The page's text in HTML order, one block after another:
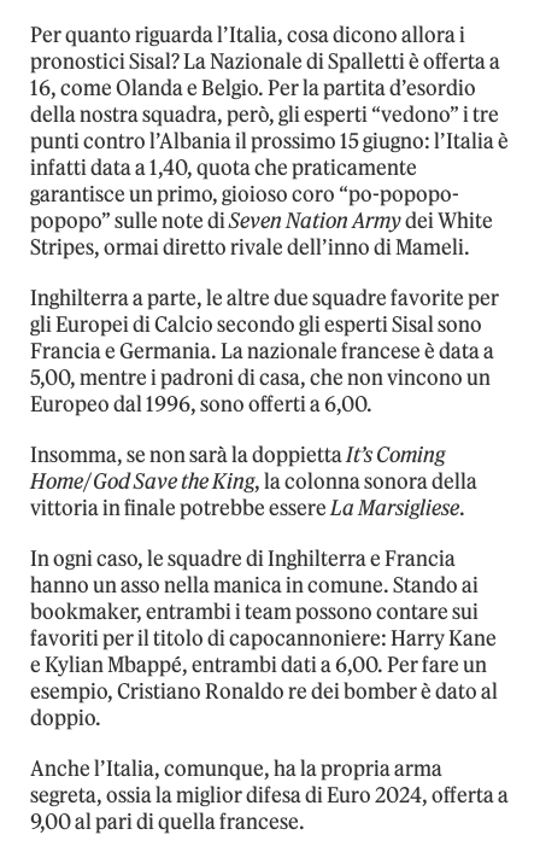
Per quanto riguarda l’Italia, cosa dicono allora i
pronostici Sisal? La Nazionale di Spalletti è offerta a
16, come Olanda e Belgio. Per la partita d’esordio
della nostra squadra, però, gli esperti “vedono” i tre
punti contro l’Albania il prossimo 15 giugno: l’Italia è
infatti data a 1,40, quota che praticamente
garantisce un primo, gioioso coro “po-popopo-
popopo” sulle note diSeven Nation Armydei White
Stripes, ormai diretto rivale dell’inno di Mameli.
Inghilterra a parte, le altre due squadre favorite per
gli Europei di Calcio secondo gli esperti Sisal sono
Francia e Germania. La nazionale francese è data a
5,00, mentre i padroni di casa, che non vincono un
Europeo dal 1996, sono offerti a 6,00.
Insomma, se non sarà la doppiettaIt’s Coming
Home/God Save the King, la colonna sonora della
vittoria in finale potrebbe essereLa Marsigliese.
In ogni caso, le squadre di Inghilterra e Francia
hanno un asso nella manica in comune. Stando ai
bookmaker, entrambi i team possono contare sui
favoriti per il titolo di capocannoniere: Harry Kane
e Kylian Mbappé, entrambi dati a 6,00. Per fare un
esempio, Cristiano Ronaldo re dei bomber è dato al
doppio.
Anche l’Italia, comunque, ha la propria arma
segreta, ossia la miglior difesa di Euro 2024, offerta a
9,00 al pari di quella francese.